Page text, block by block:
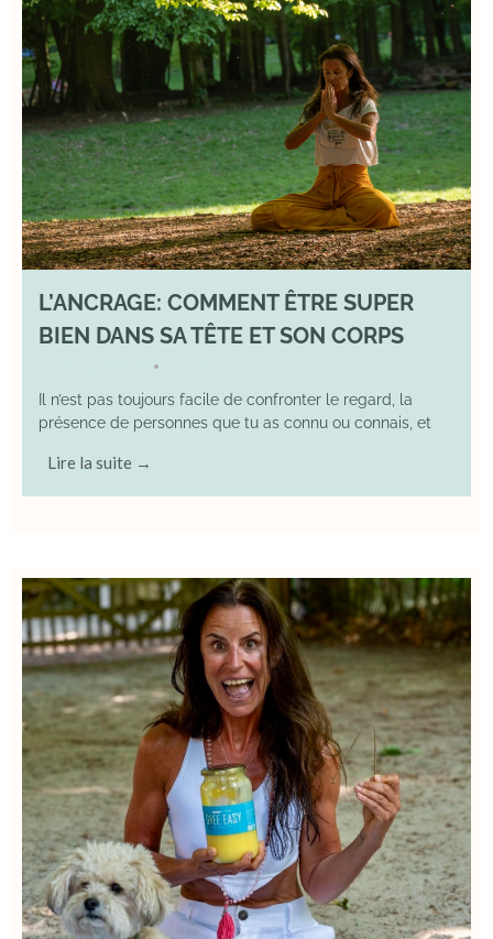
L’ANCRAGE: COMMENT ÊTRE SUPER
BIEN DANS SA TÊTE ET SON CORPS
•
Il n’est pas toujours facile de confronter le regard, la
présence de personnes que tu as connu ou connais, et
Lire la suite →